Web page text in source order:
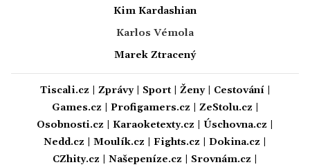
Kim Kardashian
Karlos Vémola
Marek Ztracený
Tiscali.cz Zprávy| Sport| Ženy| Cestování|
Games.cz
Profigamers.cz ZeStolu.cz
Osobnosti.cz
Karaoketexty.cz Úschovna.cz
Nedd.cz
Moulík.cz Fights.cz Dokina.cz
CZhity.cz
Našepeníze.cz Srovnám.cz